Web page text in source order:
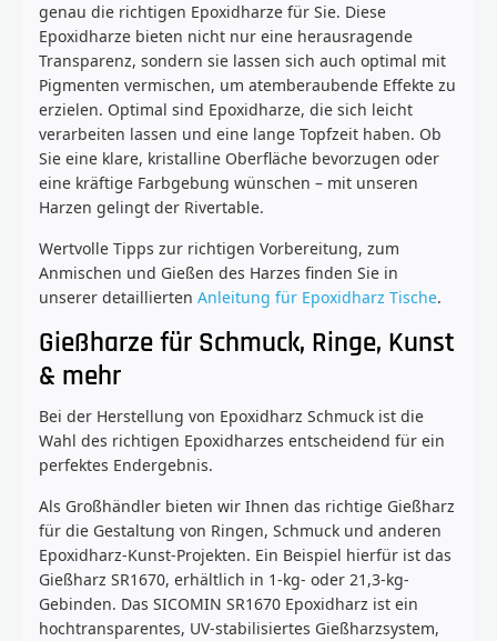
genau die richtigen Epoxidharze für Sie. Diese
Epoxidharze bieten nicht nur eine herausragende
Transparenz, sondern sie lassen sich auch optimal mit
Pigmenten vermischen, um atemberaubende Effekte zu
erzielen. Optimal sind Epoxidharze, die sich leicht
verarbeiten lassen und eine lange Topfzeit haben. Ob
Sie eine klare, kristalline Oberfläche bevorzugen oder
eine kräftige Farbgebung wünschen – mit unseren
Harzen gelingt der Rivertable.
Wertvolle Tipps zur richtigen Vorbereitung, zum
Anmischen und Gießen des Harzes finden Sie in
unserer detaillierten Anleitung für Epoxidharz Tische.
Gießharze für Schmuck, Ringe, Kunst
& mehr
Bei der Herstellung von Epoxidharz Schmuck ist die
Wahl des richtigen Epoxidharzes entscheidend für ein
perfektes Endergebnis.
Als Großhändler bieten wir Ihnen das richtige Gießharz
für die Gestaltung von Ringen, Schmuck und anderen
Epoxidharz-Kunst-Projekten. Ein Beispiel hierfür ist das
Gießharz SR1670, erhältlich in 1-kg- oder 21,3-kg-
Gebinden. Das SICOMIN SR1670 Epoxidharz ist ein
hochtransparentes, UV-stabilisiertes Gießharzsystem,